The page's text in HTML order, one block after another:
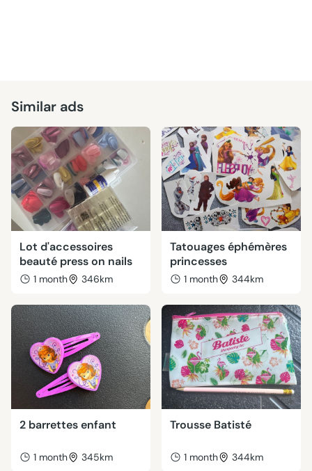
Similar ads
Lot d'accessoires
beauté press on nails
1 month 346km
Tatouages éphémères
princesses
1 month 344km
2 barrettes enfant
1 month 345km
Trousse Batisté
1 month 344km